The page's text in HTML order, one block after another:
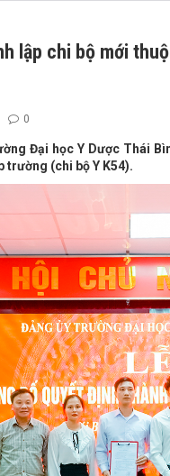
lập chi bộ mới
0
Đại học Y Dược Thái
trường (chi bộ Y K54).